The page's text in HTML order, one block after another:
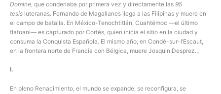
Domine, que condenaba por primera vez y directamente las 95
tesis luteranas. Fernando de Magallanes llega a las Filipinas y muere en
el campo de batalla. En México-Tenochtitlán, Cuahtémoc —el último
tlatoani— es capturado por Cortés, quien inicia el sitio en la ciudad y
consuma la Conquista Española. El mismo año, en Condé-sur-l’Escaut,
en la frontera norte de Francia con Bélgica, muere Josquin Desprez…
I.
En pleno Renacimiento, el mundo se expande, se reconfigura, se